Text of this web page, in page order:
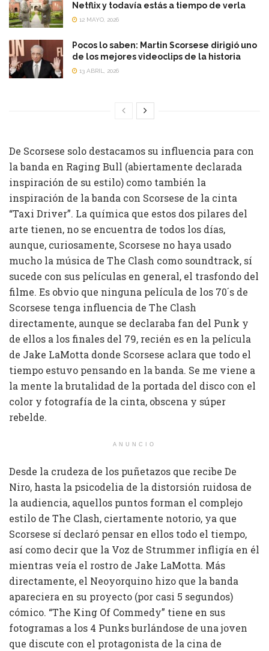
Netflix y todavía estás a tiempo de verla
12 MAYO, 2026
Pocos lo saben: Martin Scorsese dirigió uno
de los mejores videoclips de la historia
13 ABRIL, 2026
De Scorsese solo destacamos su influencia para con
la banda en Raging Bull (abiertamente declarada
inspiración de su estilo) como también la
inspiración de la banda con Scorsese de la cinta
“Taxi Driver”. La química que estos dos pilares del
arte tienen, no se encuentra de todos los días,
aunque, curiosamente, Scorsese no haya usado
mucho la música de The Clash como soundtrack, sí
sucede con sus películas en general, el trasfondo del
filme. Es obvio que ninguna película de los 70´s de
Scorsese tenga influencia de The Clash
directamente, aunque se declaraba fan del Punk y
de ellos a los finales del 79, recién es en la película
de Jake LaMotta donde Scorsese aclara que todo el
tiempo estuvo pensando en la banda. Se me viene a
la mente la brutalidad de la portada del disco con el
color y fotografía de la cinta, obscena y súper
rebelde.
ANUNCIO
Desde la crudeza de los puñetazos que recibe De
Niro, hasta la psicodelia de la distorsión ruidosa de
la audiencia, aquellos puntos forman el complejo
estilo de The Clash, ciertamente notorio, ya que
Scorsese sí declaró pensar en ellos todo el tiempo,
así como decir que la Voz de Strummer infligía en él
mientras veía el rostro de Jake LaMotta. Más
directamente, el Neoyorquino hizo que la banda
apareciera en su proyecto (por casi 5 segundos)
cómico. “The King Of Commedy” tiene en sus
fotogramas a los 4 Punks burlándose de una joven
que discute con el protagonista de la cina de